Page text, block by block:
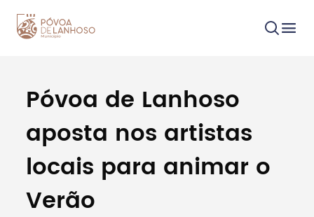
Procurar
Tipo de conteúdo
Póvoa de Lanhoso
aposta nos artistas
locais para animar o
Verão